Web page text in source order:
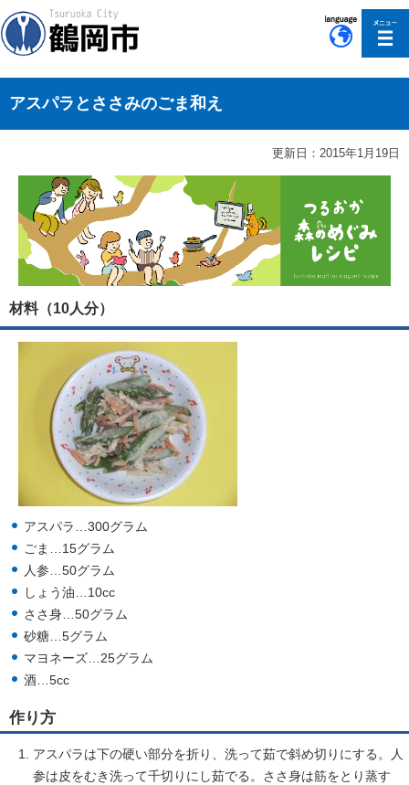
アスパラとささみのごま和え
更新日：2015年1月19日
材料（10人分）
アスパラ…300グラム
ごま…15グラム
人参…50グラム
しょう油…10cc
ささ身…50グラム
砂糖…5グラム
マヨネーズ…25グラム
酒…5cc
作り方
アスパラは下の硬い部分を折り、洗って茹で斜め切りにする。人
参は皮をむき洗って千切りにし茹でる。ささ身は筋をとり蒸す